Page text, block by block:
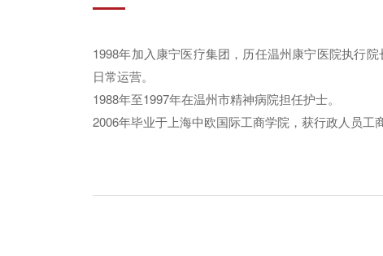
1998年加入康宁医疗集团，历任温州康宁医院执行
日常运营。
1988年至1997年在温州市精神病院担任护士。
2006年毕业于上海中欧国际工商学院，获行政人员工